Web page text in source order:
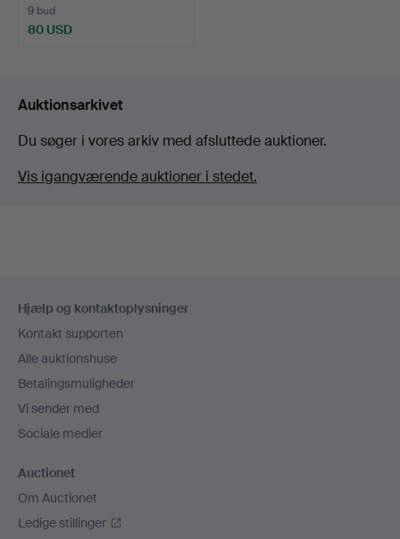
9 bud
80 USD
Auktionsarkivet
Du søger i vores arkiv med afsluttede auktioner.
Vis igangværende auktioner i stedet.
Hjælp og kontaktoplysninger
Kontakt supporten
Alle auktionshuse
Betalingsmuligheder
Vi sender med
Sociale medier
Auctionet
Om Auctionet
Ledige stillinger